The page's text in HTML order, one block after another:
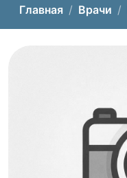
Главная Врачи